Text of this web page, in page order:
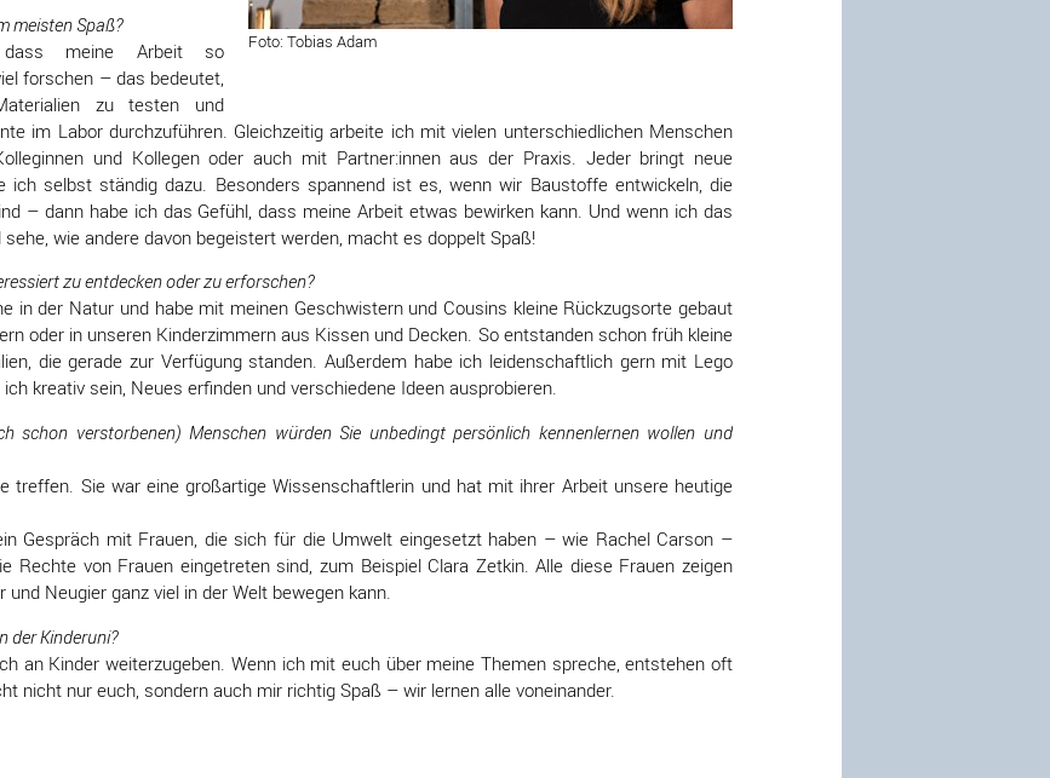
Foto: Tobias Adam
meisten Spaß?
meine Arbeit so
forschen – das bedeutet,
zu testen und
im Labor durchzuführen. Gleichzeitig arbeite ich mit vielen unterschiedlichen Menschen
und Kollegen oder auch mit Partner:innen aus der Praxis. Jeder bringt neue
ich selbst ständig dazu. Besonders spannend ist es, wenn wir Baustoffe entwickeln, die
– dann habe ich das Gefühl, dass meine Arbeit etwas bewirken kann. Und wenn ich das
wie andere davon begeistert werden, macht es doppelt Spaß!
zu entdecken oder zu erforschen?
in der Natur und habe mit meinen Geschwistern und Cousins kleine Rückzugsorte gebaut
oder in unseren Kinderzimmern aus Kissen und Decken. So entstanden schon früh kleine
die gerade zur Verfügung standen. Außerdem habe ich leidenschaftlich gern mit Lego
kreativ sein, Neues erfinden und verschiedene Ideen ausprobieren.
schon verstorbenen) Menschen würden Sie unbedingt persönlich kennenlernen wollen und
treffen. Sie war eine großartige Wissenschaftlerin und hat mit ihrer Arbeit unsere heutige
Gespräch mit Frauen, die sich für die Umwelt eingesetzt haben – wie Rachel Carson –
Rechte von Frauen eingetreten sind, zum Beispiel Clara Zetkin. Alle diese Frauen zeigen
Neugier ganz viel in der Welt bewegen kann.
der Kinderuni?
an Kinder weiterzugeben. Wenn ich mit euch über meine Themen spreche, entstehen oft
nicht nur euch, sondern auch mir richtig Spaß – wir lernen alle voneinander.